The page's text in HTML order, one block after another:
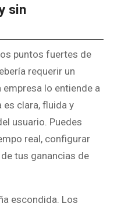
sin
puntos fuertes de
requerir un
lo entiende a
clara, fluida y
usuario. Puedes
real, configurar
tus ganancias de
escondida. Los